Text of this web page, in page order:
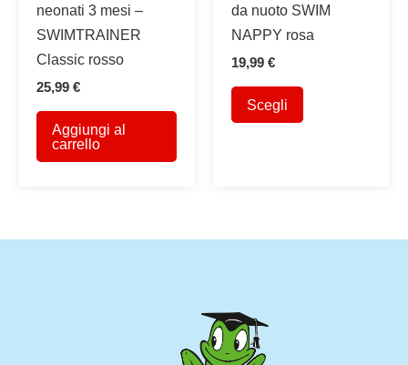
neonati 3 mesi –
SWIMTRAINER
Classic rosso
25,99 €
Aggiungi al
carrello
da nuoto SWIM
NAPPY rosa
19,99 €
Scegli
Questo
opzioni